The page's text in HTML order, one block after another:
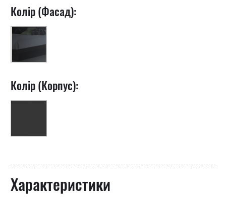
Колір (Фасад):
Колір (Корпус):
Характеристики